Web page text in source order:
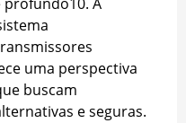
uma perspectiva
buscam
e seguras.